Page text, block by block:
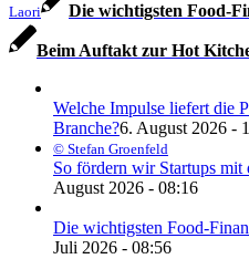
Laori Die wichtigsten Food-
Beim Auftakt zur Hot
Welche Impulse liefert die
Branche?6. August 2026 -
© Stefan Groenfeld
So fördern wir Startups mit
August 2026 - 08:16
Die wichtigsten Food-
Juli 2026 - 08:56